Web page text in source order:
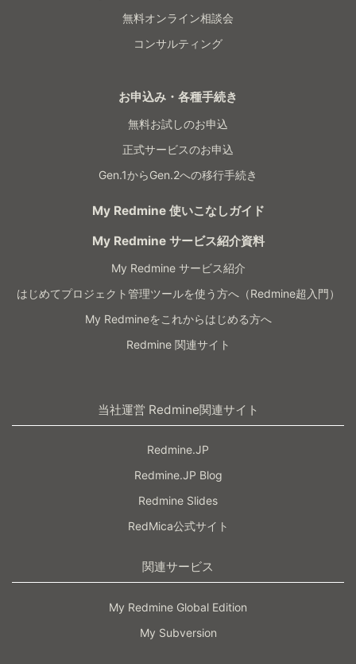
無料オンライン相談会
コンサルティング
お申込み・各種手続き
無料お試しのお申込
正式サービスのお申込
Gen.1からGen.2への移行手続き
My Redmine 使いこなしガイド
My Redmine サービス紹介資料
My Redmine サービス紹介
はじめてプロジェクト管理ツールを使う方へ（Redmine超入門）
My Redmineをこれからはじめる方へ
Redmine 関連サイト
当社運営 Redmine関連サイト
Redmine.JP
Redmine.JP Blog
Redmine Slides
RedMica公式サイト
関連サービス
My Redmine Global Edition
My Subversion